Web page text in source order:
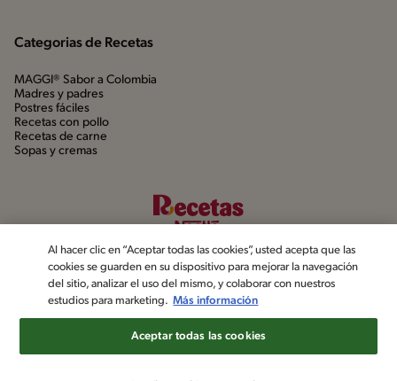
Categorias de Recetas
MAGGI® Sabor a Colombia
Madres y padres
Postres fáciles
Recetas con pollo
Recetas de carne
Sopas y cremas
©2022, Nestlé. Marcas registradas por Société dels Produits Nestlé,
Al hacer clic en “Aceptar todas las cookies”, usted acepta que las
cookies se guarden en su dispositivo para mejorar la navegación
del sitio, analizar el uso del mismo, y colaborar con nuestros
estudios para marketing. Más información
Aceptar todas las cookies